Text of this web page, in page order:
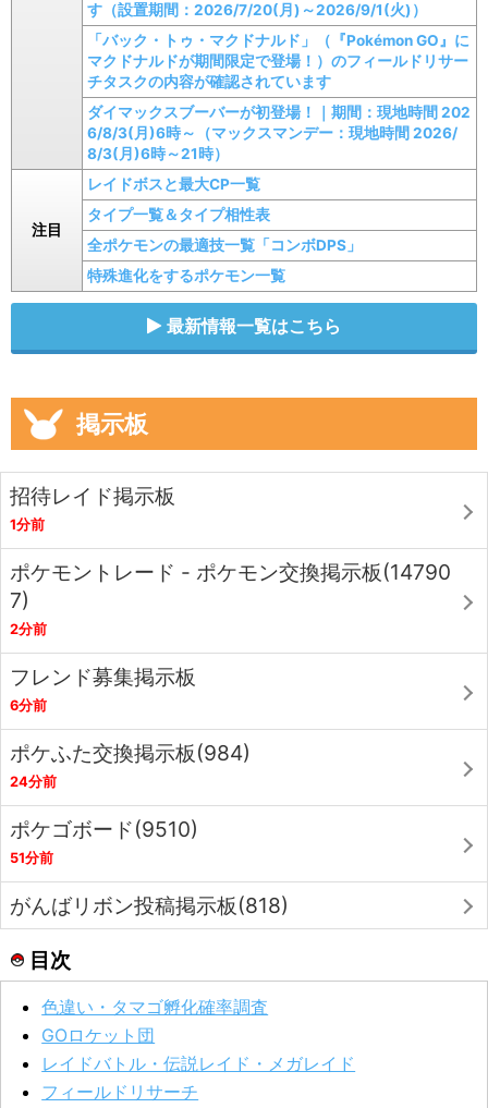
す（設置期間：2026/7/20(月)～2026/9/1(火)）
「バック・トゥ・マクドナルド」（『Pokémon GO』に
マクドナルドが期間限定で登場！）のフィールドリサー
チタスクの内容が確認されています
ダイマックスブーバーが初登場！｜期間：現地時間 202
6/8/3(月)6時～（マックスマンデー：現地時間 2026/
8/3(月)6時～21時）
注目
レイドボスと最大CP一覧
タイプ一覧＆タイプ相性表
全ポケモンの最適技一覧「コンボDPS」
特殊進化をするポケモン一覧
最新情報一覧はこちら
掲示板
招待レイド掲示板
1分前
ポケモントレード - ポケモン交換掲示板(14790
7)
2分前
フレンド募集掲示板
6分前
ポケふた交換掲示板(984)
24分前
ポケゴボード(9510)
51分前
がんばリボン投稿掲示板(818)
目次
色違い・タマゴ孵化確率調査
GOロケット団
レイドバトル・伝説レイド・メガレイド
フィールドリサーチ